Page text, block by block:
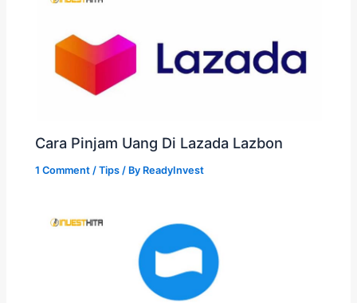
Cara Pinjam Uang Di Lazada Lazbon
1 Comment /Tips / By ReadyInvest